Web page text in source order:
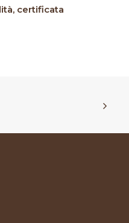
certificata